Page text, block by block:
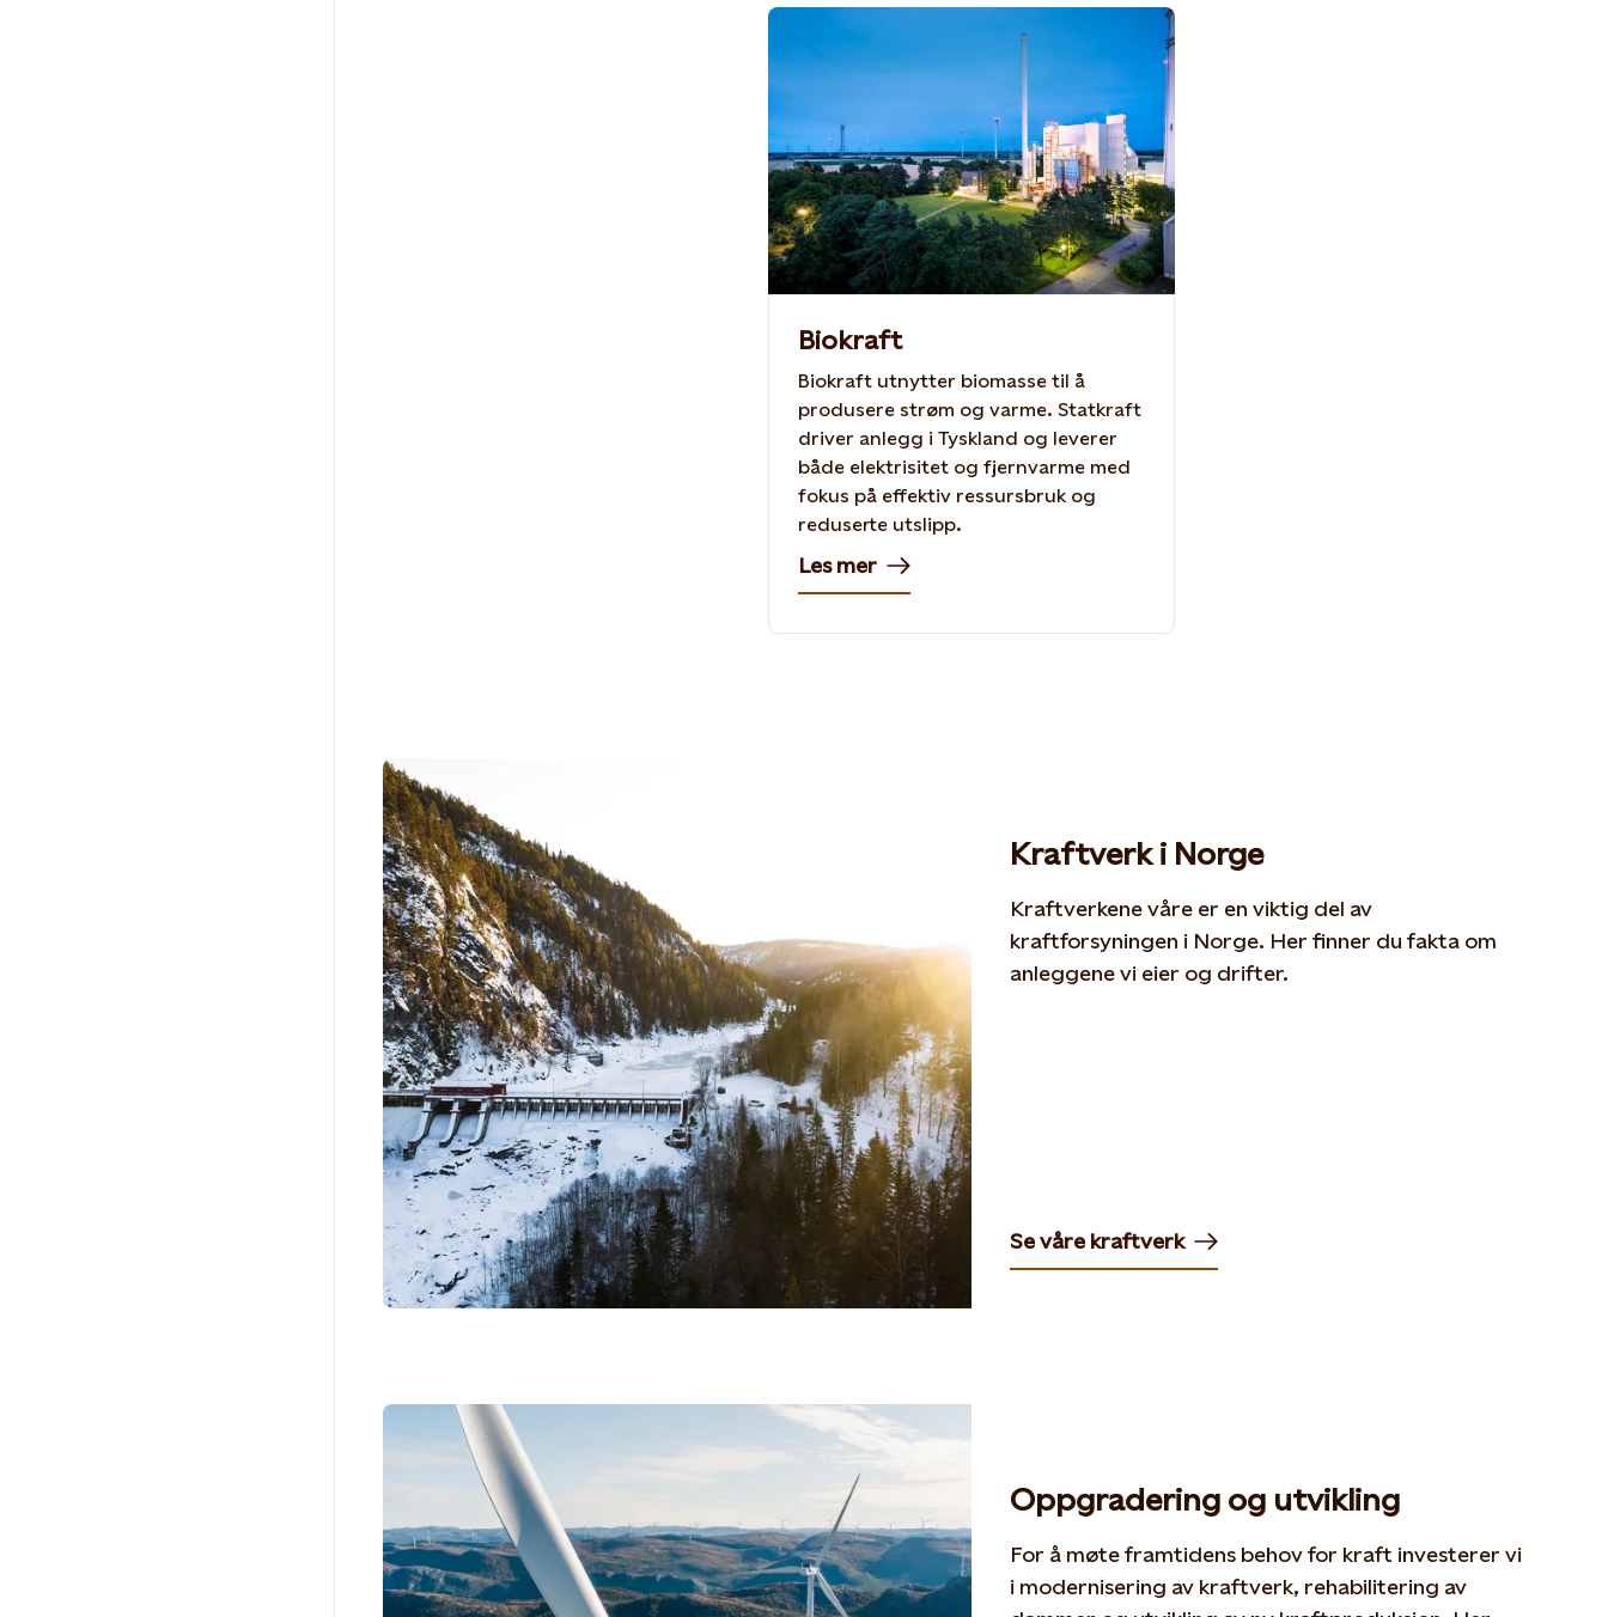
Biokraft
Biokraft utnytter biomasse til å
produsere strøm og varme. Statkraft
driver anlegg i Tyskland og leverer
både elektrisitet og fjernvarme med
fokus på effektiv ressursbruk og
reduserte utslipp.
Les mer
Kraftverk i Norge
Kraftverkene våre er en viktig del av
kraftforsyningen i Norge. Her finner du fakta om
anleggene vi eier og drifter.
Se våre kraftverk
Oppgradering og utvikling
For å møte framtidens behov for kraft investerer vi
i modernisering av kraftverk, rehabilitering av